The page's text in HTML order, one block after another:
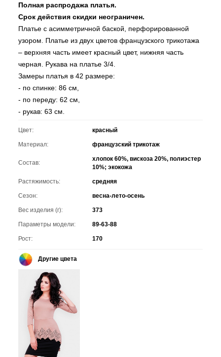
Полная распродажа платья.
Срок действия скидки неограничен.
Платье с асимметричной баской, перфорированной
узором. Платье из двух цветов французского трикотажа
– верхняя часть имеет красный цвет, нижняя часть
черная. Рукава на платье 3/4.
Замеры платья в 42 размере:
- по спинке: 86 см,
- по переду: 62 см,
- рукав: 63 см.
Цвет: красный
Материал: французский трикотаж
Состав:
хлопок 60%, вискоза 20%, полиэстер
10%; экокожа
Растяжимость: средняя
Сезон: весна-лето-осень
Вес изделия (г): 373
Параметры модели: 89-63-88
Рост: 170
Другие цвета